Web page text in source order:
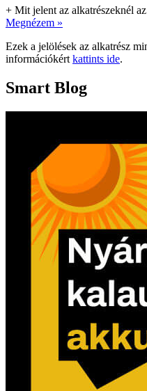
+ Mit jelent az alkatrészeknél
Megnézem »
Ezek a jelölések az alkatrész
információkért kattints ide.
Smart Blog